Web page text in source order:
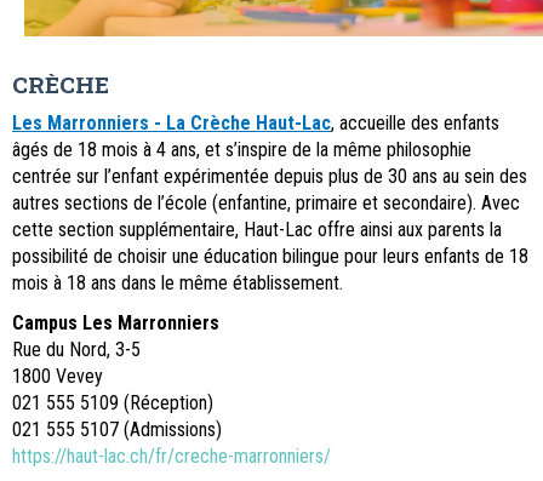
CRÈCHE
Les Marronniers - La Crèche Haut-Lac, accueille des enfants
âgés de 18 mois à 4 ans, et s’inspire de la même philosophie
centrée sur l’enfant expérimentée depuis plus de 30 ans au sein des
autres sections de l’école (enfantine, primaire et secondaire). Avec
cette section supplémentaire, Haut-Lac offre ainsi aux parents la
possibilité de choisir une éducation bilingue pour leurs enfants de 18
mois à 18 ans dans le même établissement.
Campus Les Marronniers
Rue du Nord, 3-5
1800 Vevey
021 555 5109 (Réception)
021 555 5107 (Admissions)
https://haut-lac.ch/fr/creche-marronniers/